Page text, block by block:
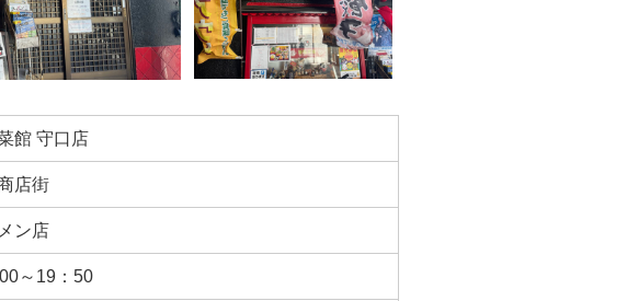
館 守口店
店街
ン店
～19：50